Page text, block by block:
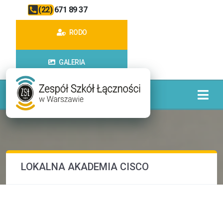
(22) 671 89 37
RODO
GALERIA
LOKALNA AKADEMIA CISCO